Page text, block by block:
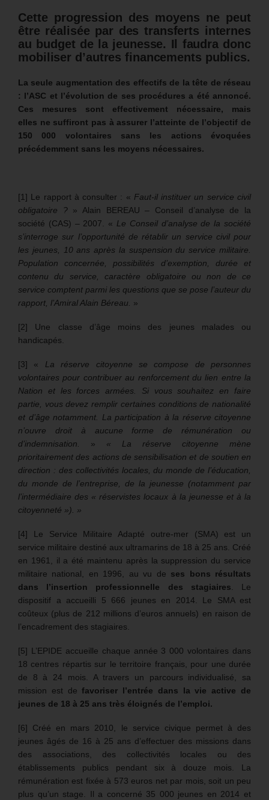
Cette progression des moyens ne peut
être réalisée par des transferts internes
au budget de la jeunesse. Il faudra donc
mobiliser d’autres financements publics.
La seule augmentation des effectifs de la tête de réseau
: l’ASC et l’évolution de ses procédures a été annoncé.
Ces mesures sont effectivement nécessaire, mais
elles ne suffiront pas à assurer l’atteinte de l’objectif de
150 000 volontaires sans les actions évoquées
précédemment sans les moyens nécessaires.
[1] Le rapport à consulter : « Faut-il instituer un service civil
obligatoire ?» Alain BEREAU – Conseil d’analyse de la
société (CAS) – 2007. « Le Conseil d’analyse de la société
s’interroge sur l’opportunité de rétablir un service civil pour
les jeunes, 10 ans après la suspension du service militaire.
Population concernée, possibilités d’exemption, durée et
contenu du service, caractère obligatoire ou non de ce
service comptent parmi les questions que se pose l’auteur du
rapport, l’Amiral Alain Béreau. »
[2] Une classe d’âge moins des jeunes malades ou
handicapés.
[3] « La réserve citoyenne se compose de personnes
volontaires pour contribuer au renforcement du lien entre la
Nation et les forces armées. Si vous souhaitez en faire
partie, vous devez remplir certaines conditions de nationalité
et d’âge notamment. La participation à la réserve citoyenne
n’ouvre droit à aucune forme de rémunération ou
d’indemnisation.
» « La réserve citoyenne mène
prioritairement des actions de sensibilisation et de soutien en
direction : des collectivités locales, du monde de l’éducation,
du monde de l’entreprise, de la jeunesse (notamment par
l’intermédiaire des « réservistes locaux à la jeunesse et à la
citoyenneté »). »
[4] Le Service Militaire Adapté outre-mer (SMA) est un
service militaire destiné aux ultramarins de 18 à 25 ans. Créé
en 1961, il a été maintenu après la suppression du service
militaire national, en 1996, au vu de ses bons résultats
dans l’insertion professionnelle des stagiaires. Le
dispositif a accueilli 5 666 jeunes en 2014. Le SMA est
coûteux (plus de 212 millions d’euros annuels) en raison de
l’encadrement des stagiaires.
[5] L’EPIDE accueille chaque année 3 000 volontaires dans
18 centres répartis sur le territoire français, pour une durée
de 8 à 24 mois. A travers un parcours individualisé, sa
mission est defavoriser l’entrée dans la vie active de
jeunes de 18 à 25 ans très éloignés de l’emploi.
[6] Créé en mars 2010, le service civique permet à des
jeunes âgés de 16 à 25 ans d’effectuer des missions dans
des associations, des collectivités locales ou des
établissements publics pendant six à douze mois. La
rémunération est fixée à 573 euros net par mois, soit un peu
plus qu’un stage. Il a concerné 35 000 jeunes en 2014 et